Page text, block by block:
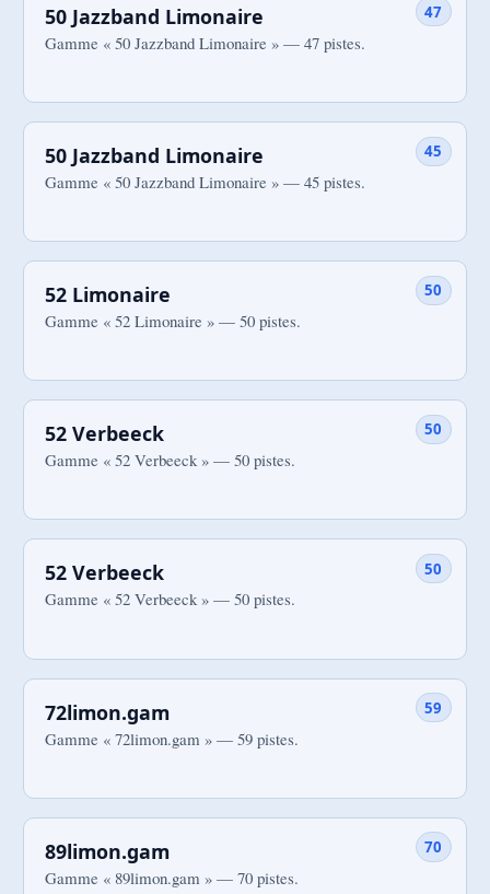
50 Jazzband Limonaire 47
Gamme « 50 Jazzband Limonaire » — 47 pistes.
50 Jazzband Limonaire 45
Gamme « 50 Jazzband Limonaire » — 45 pistes.
52 Limonaire 50
Gamme « 52 Limonaire » — 50 pistes.
52 Verbeeck 50
Gamme « 52 Verbeeck » — 50 pistes.
52 Verbeeck 50
Gamme « 52 Verbeeck » — 50 pistes.
72limon.gam 59
Gamme « 72limon.gam » — 59 pistes.
89limon.gam 70
Gamme « 89limon.gam » — 70 pistes.